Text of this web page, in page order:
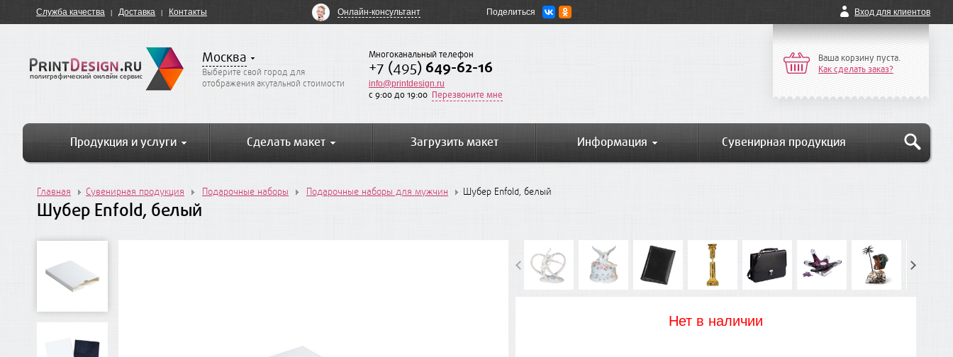
Служба качества Доставка Контакты Онлайн-консультант Поделиться Вход для клиентов
Москва
Выберите свой город для
отображения акутальной стоимости
Многоканальный телефон
+7 (495) 649-62-16
info@printdesign.ru
c 9:00 до 19:00 Перезвоните мне
Ваша корзину пуста.
Как сделать заказ?
Продукция и услуги Сделать макет Загрузить макет Информация Сувенирная продукция
Главная Сувенирная продукция Подарочные наборы Подарочные наборы для мужчин Шубер Enfold, белый
Шубер Enfold, белый
Нет в наличии